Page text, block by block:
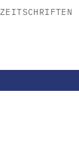
ZEITSCHRIFTEN